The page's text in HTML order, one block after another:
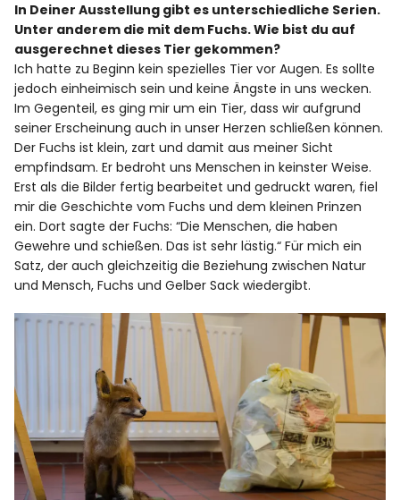
In Deiner Ausstellung gibt es unterschiedliche Serien.
Unter anderem die mit dem Fuchs. Wie bist du auf
ausgerechnet dieses Tier gekommen?
Ich hatte zu Beginn kein spezielles Tier vor Augen. Es sollte
jedoch einheimisch sein und keine Ängste in uns wecken.
Im Gegenteil, es ging mir um ein Tier, dass wir aufgrund
seiner Erscheinung auch in unser Herzen schließen können.
Der Fuchs ist klein, zart und damit aus meiner Sicht
empfindsam. Er bedroht uns Menschen in keinster Weise.
Erst als die Bilder fertig bearbeitet und gedruckt waren, fiel
mir die Geschichte vom Fuchs und dem kleinen Prinzen
ein. Dort sagte der Fuchs: “Die Menschen, die haben
Gewehre und schießen. Das ist sehr lästig.“ Für mich ein
Satz, der auch gleichzeitig die Beziehung zwischen Natur
und Mensch, Fuchs und Gelber Sack wiedergibt.